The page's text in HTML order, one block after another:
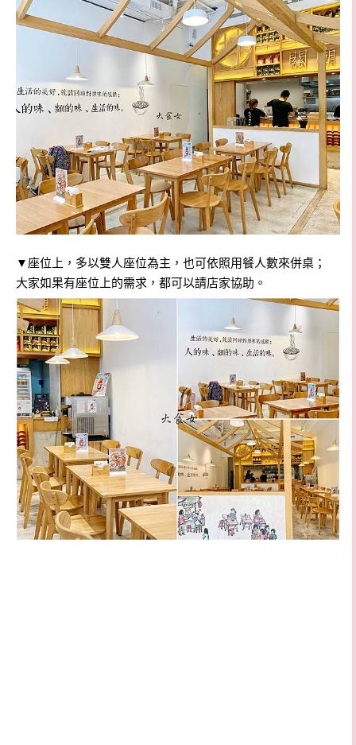
▼ 座位上，多以雙人座位為主，也可依照用餐人數來併桌；
大家如果有座位上的需求，都可以請店家協助。